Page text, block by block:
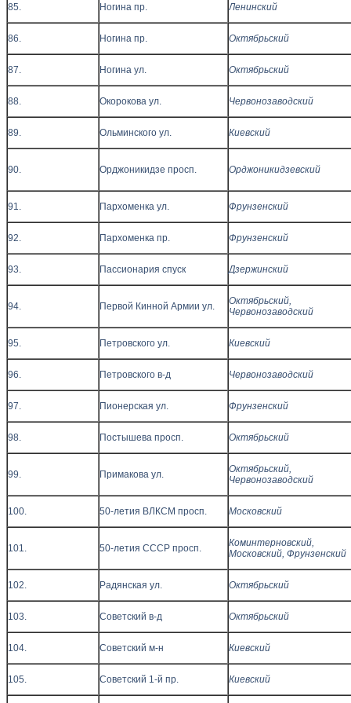
85. Ногина пр. Ленинский
86. Ногина пр. Октябрьский
87. Ногина ул. Октябрьский
88. Окорокова ул. Червонозаводский
89. Ольминского ул. Киевский
90. Орджоникидзе просп. Орджоникидзевский
91. Пархоменка ул. Фрунзенский
92. Пархоменка пр. Фрунзенский
93. Пассионария спуск Дзержинский
94. Первой Кинной Армии ул.
Октябрьский,
Червонозаводский
95. Петровского ул. Киевский
96. Петровского в-д Червонозаводский
97. Пионерская ул. Фрунзенский
98. Постышева просп. Октябрьский
99. Примакова ул.
Октябрьский,
Червонозаводский
100. 50-летия ВЛКСМ просп. Московский
101. 50-летия СССР просп.
Коминтерновский,
Московский, Фрунзенский
102. Радянская ул. Октябрьский
103. Советский в-д Октябрьский
104. Советский м-н Киевский
105. Советский 1-й пр. Киевский